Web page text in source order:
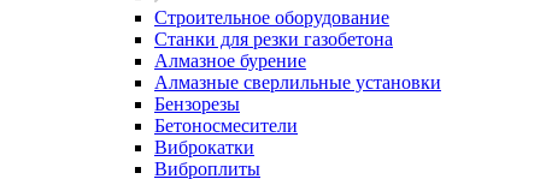
Строительное оборудование
Станки для резки газобетона
Алмазное бурение
Алмазные сверлильные установки
Бензорезы
Бетоносмесители
Виброкатки
Виброплиты